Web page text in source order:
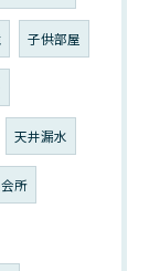
子供部屋
天井漏水
所